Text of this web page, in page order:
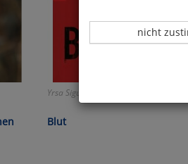
Yrsa Sigurdardóttir:
Blut
nicht
Cookies ablehnen,
fortgeführt. Bitte